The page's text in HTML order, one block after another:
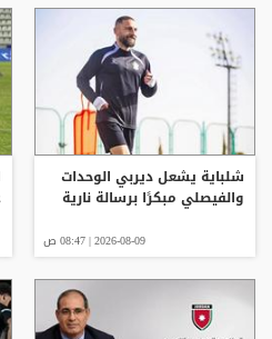
شلباية يشعل ديربي الوحدات
والفيصلي مبكرًا برسالة نارية
2026-08-09 | 08:47 ص